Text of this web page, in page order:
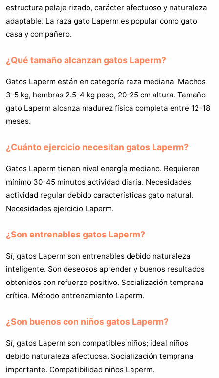
estructura pelaje rizado, carácter afectuoso y naturaleza
adaptable. La raza gato Laperm es popular como gato
casa y compañero.
¿Qué tamaño alcanzan gatos Laperm?
Gatos Laperm están en categoría raza mediana. Machos
3-5 kg, hembras 2.5-4 kg peso, 20-25 cm altura. Tamaño
gato Laperm alcanza madurez física completa entre 12-18
meses.
¿Cuánto ejercicio necesitan gatos Laperm?
Gatos Laperm tienen nivel energía mediano. Requieren
mínimo 30-45 minutos actividad diaria. Necesidades
actividad regular debido características gato natural.
Necesidades ejercicio Laperm.
¿Son entrenables gatos Laperm?
Sí, gatos Laperm son entrenables debido naturaleza
inteligente. Son deseosos aprender y buenos resultados
obtenidos con refuerzo positivo. Socialización temprana
crítica. Método entrenamiento Laperm.
¿Son buenos con niños gatos Laperm?
Sí, gatos Laperm son compatibles niños; ideal niños
debido naturaleza afectuosa. Socialización temprana
importante. Compatibilidad niños Laperm.